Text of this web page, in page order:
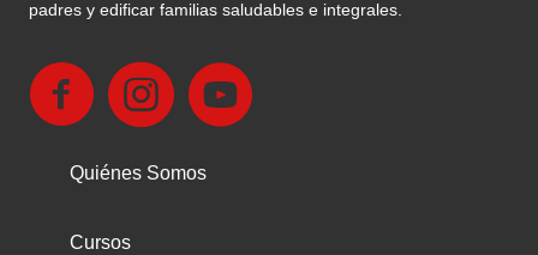
padres y edificar familias saludables e integrales.
Quiénes Somos
Cursos